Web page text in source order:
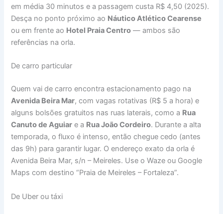
em média 30 minutos e a passagem custa R$ 4,50 (2025).
Desça no ponto próximo ao Náutico Atlético Cearense
ou em frente ao Hotel Praia Centro — ambos são
referências na orla.
De carro particular
Quem vai de carro encontra estacionamento pago na
Avenida Beira Mar, com vagas rotativas (R$ 5 a hora) e
alguns bolsões gratuitos nas ruas laterais, como a Rua
Canuto de Aguiar e a Rua João Cordeiro. Durante a alta
temporada, o fluxo é intenso, então chegue cedo (antes
das 9h) para garantir lugar. O endereço exato da orla é
Avenida Beira Mar, s/n – Meireles. Use o Waze ou Google
Maps com destino “Praia de Meireles – Fortaleza”.
De Uber ou táxi